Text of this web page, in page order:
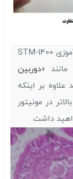
چنانچه ميكروسكوپ تک چشمی دانش‌آموزی STM-1400
«دوربین
بر اینکه
در مونیتور
داشت